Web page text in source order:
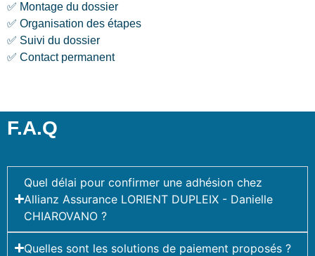
✅ Montage du dossier
✅ Organisation des étapes
✅ Suivi du dossier
✅ Contact permanent
F.A.Q
Quel délai pour confirmer une adhésion chez
Allianz Assurance LORIENT DUPLEIX - Danielle
CHIAROVANO ?
Quelles sont les solutions de paiement proposés ?